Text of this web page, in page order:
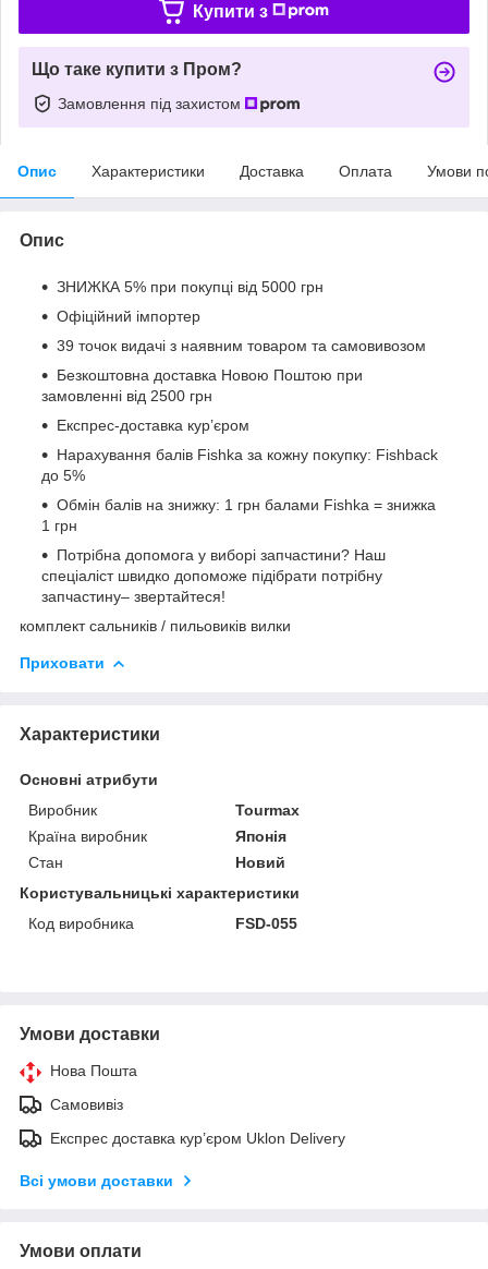
Купити з
Що таке купити з Пром?
Замовлення під захистом
Опис Характеристики Доставка Оплата Умови
Опис
ЗНИЖКА 5% при покупці від 5000 грн
Офіційний імпортер
39 точок видачі з наявним товаром та самовивозом
Безкоштовна доставка Новою Поштою при
замовленні від 2500 грн
Експрес-доставка кур’єром
Нарахування балів Fishka за кожну покупку: Fishback
до 5%
Обмін балів на знижку: 1 грн балами Fishka = знижка
1 грн
Потрібна допомога у виборі запчастини? Наш
спеціаліст швидко допоможе підібрати потрібну
запчастину– звертайтеся!
комплект сальників / пильовиків вилки
Приховати
Характеристики
Основні атрибути
Виробник
Tourmax
Країна виробник
Японія
Стан
Новий
Користувальницькі характеристики
Код виробника
FSD-055
Умови доставки
Нова Пошта
Самовивіз
Експрес доставка кур’єром Uklon Delivery
Всі умови доставки
Умови оплати